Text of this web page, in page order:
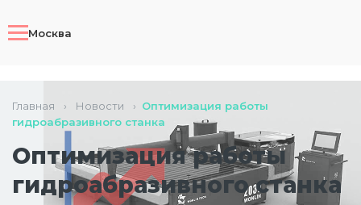
Москва
Главная › Новости › Оптимизация работы
гидроабразивного станка
Оптимизация работы
гидроабразивного станка